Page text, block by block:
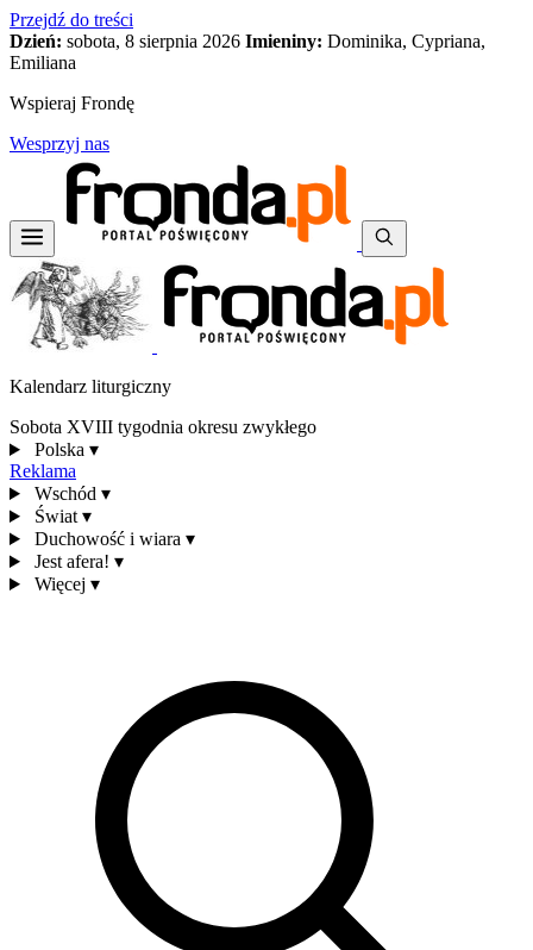
Przejdź do treści
Dzień: sobota, 8 sierpnia 2026 Imieniny: Dominika, Cypriana,
Emiliana
Wspieraj Frondę
Wesprzyj nas
Kalendarz liturgiczny
Sobota XVIII tygodnia okresu zwykłego
Polska ▾
Reklama
Wschód ▾
Świat ▾
Duchowość i wiara ▾
Jest afera! ▾
Więcej ▾